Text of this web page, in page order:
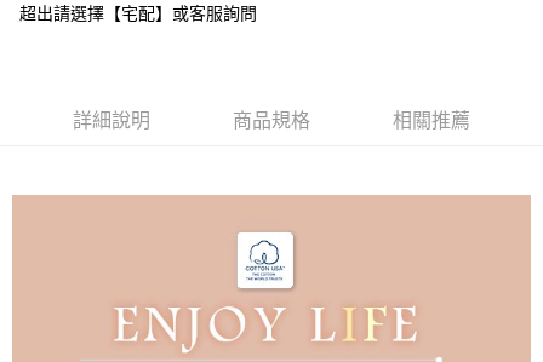
結帳頁面，進行簡訊認證並確認金額後，即可完成結帳。
購買商品的店家。未經商家同意取消之訂單仍視為有效，需透過AFTEE先享
１．透過由恩沛科技股份有限公司提供之「AFTEE先享後付」服務完成之交
易，需依本服務之必要範圍內提供個人資料，並將交易相關給付款項請求債
權轉讓予恩沛科技股份有限公司。
２．關於個人資料處理事宜，請瀏覽以下網址：
付款後全家取貨
每筆NT$60，滿NT$499(含以上)免運費
每筆NT$60，滿NT$499(含以上)免運費
每筆NT$100，滿NT$499(含以上)免運費
每筆NT$100，滿NT$499(含以上)免運費
超出請選擇【宅配】或客服詢問
詳細說明 商品規格 相關推薦